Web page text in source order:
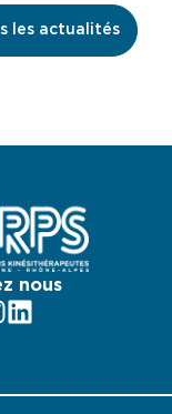
les actualités
nous
LinkedIn